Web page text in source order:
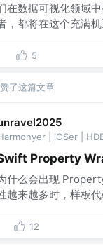
在数据可视化领域
，都将在这个充满
5
赞了这篇文章
| iOSer |
Property
什么会出现
越来越多时，样板
12